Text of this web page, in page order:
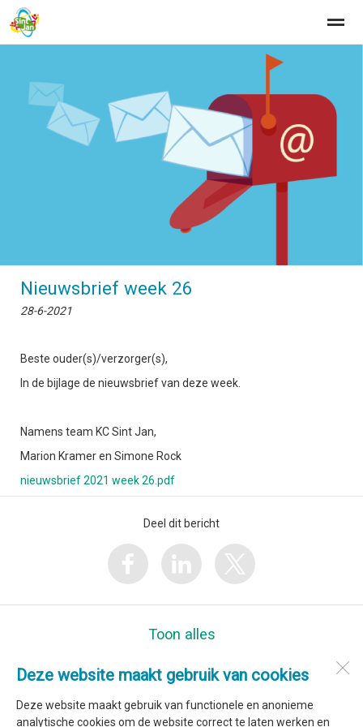
Home Zoeken Nieuws Agenda
Deze website maakt gebruik van cookies
Deze website maakt gebruik van functionele en anonieme
analytische cookies om de website correct te laten werken en
Nieuwsbrief week 26
28-6-2021
Beste ouder(s)/verzorger(s),
In de bijlage de nieuwsbrief van deze week.
Namens team KC Sint Jan,
Marion Kramer en Simone Rock
nieuwsbrief 2021 week 26.pdf
Deel dit bericht
Toon alles
Volleringweg 24
1738 BT
Waarland